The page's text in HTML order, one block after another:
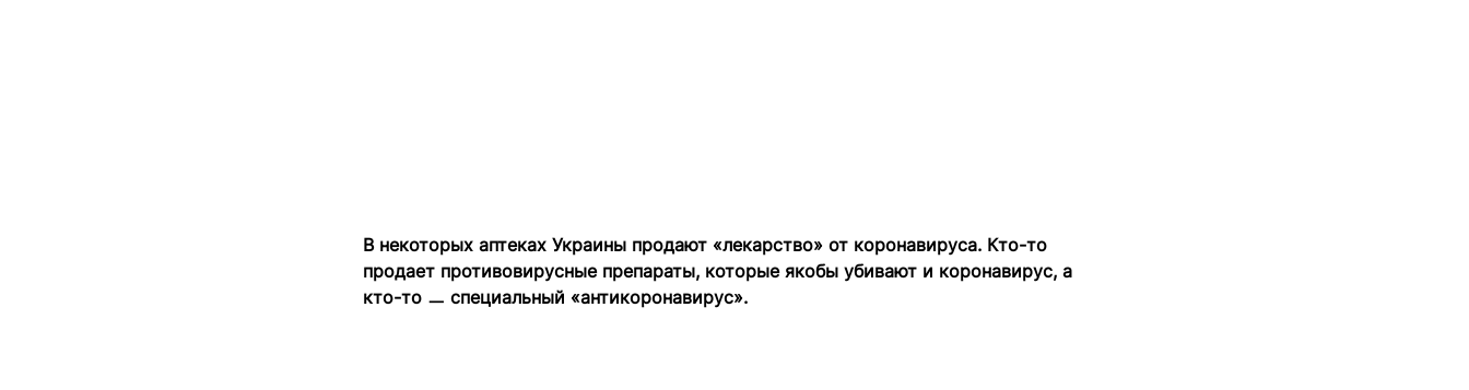
В некоторых аптеках Украины продают «лекарство» от коронавируса. Кто-то
продает противовирусные препараты, которые якобы убивают и коронавирус, а
кто-то ㅡ специальный «антикоронавирус».